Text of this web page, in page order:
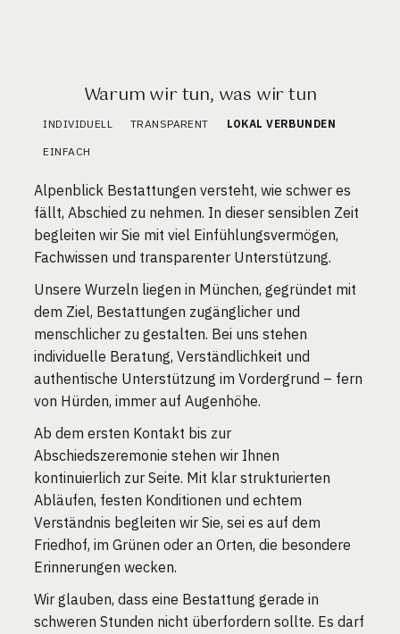
Warum wir tun, was wir tun
INDIVIDUELL TRANSPARENT LOKAL VERBUNDEN
EINFACH
Alpenblick Bestattungen versteht, wie schwer es
fällt, Abschied zu nehmen. In dieser sensiblen Zeit
begleiten wir Sie mit viel Einfühlungsvermögen,
Fachwissen und transparenter Unterstützung.
Unsere Wurzeln liegen in München, gegründet mit
dem Ziel, Bestattungen zugänglicher und
menschlicher zu gestalten. Bei uns stehen
individuelle Beratung, Verständlichkeit und
authentische Unterstützung im Vordergrund – fern
von Hürden, immer auf Augenhöhe.
Ab dem ersten Kontakt bis zur
Abschiedszeremonie stehen wir Ihnen
kontinuierlich zur Seite. Mit klar strukturierten
Abläufen, festen Konditionen und echtem
Verständnis begleiten wir Sie, sei es auf dem
Friedhof, im Grünen oder an Orten, die besondere
Erinnerungen wecken.
Wir glauben, dass eine Bestattung gerade in
schweren Stunden nicht überfordern sollte. Es darf